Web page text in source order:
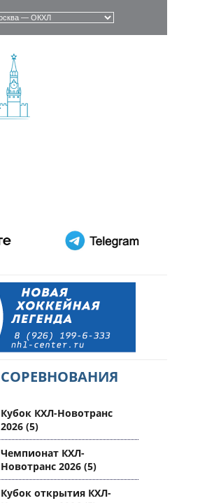
СОРЕВНОВАНИЯ
Кубок КХЛ-Новотранс
2026 (5)
Чемпионат КХЛ-
Новотранс 2026 (5)
Кубок открытия КХЛ-